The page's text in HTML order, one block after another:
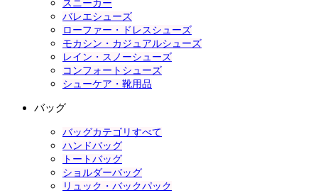
スニーカー
バレエシューズ
ローファー・ドレスシューズ
モカシン・カジュアルシューズ
レイン・スノーシューズ
コンフォートシューズ
シューケア・靴用品
バッグ
バッグカテゴリすべて
ハンドバッグ
トートバッグ
ショルダーバッグ
リュック・バックパック